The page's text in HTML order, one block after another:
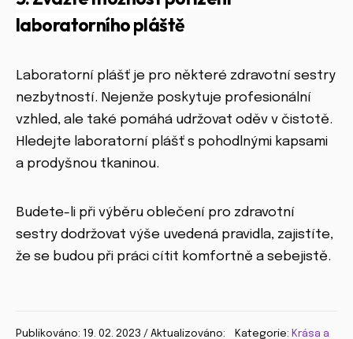
laboratorního pláště
Laboratorní plášť je pro některé zdravotní sestry
nezbytností. Nejenže poskytuje profesionální
vzhled, ale také pomáhá udržovat oděv v čistotě.
Hledejte laboratorní plášť s pohodlnými kapsami
a prodyšnou tkaninou.
Budete-li při výběru oblečení pro zdravotní
sestry dodržovat výše uvedená pravidla, zajistíte,
že se budou při práci cítit komfortně a sebejistě.
Publikováno: 19. 02. 2023 / Aktualizováno: Kategorie: Krása a